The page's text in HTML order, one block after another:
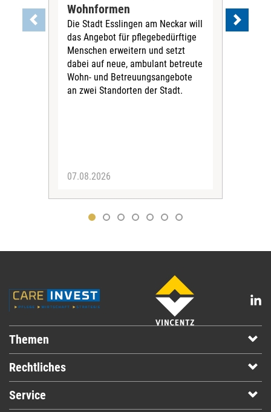
Wohnformen
Die Stadt Esslingen am Neckar will
das Angebot für pflegebedürftige
Menschen erweitern und setzt
dabei auf neue, ambulant betreute
Wohn- und Betreuungsangebote
an zwei Standorten der Stadt.
07.08.2026
Themen
Rechtliches
Service